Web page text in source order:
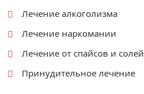
Лечение алкоголизма
Лечение наркомании
Лечение от спайсов и солей
Принудительное лечение